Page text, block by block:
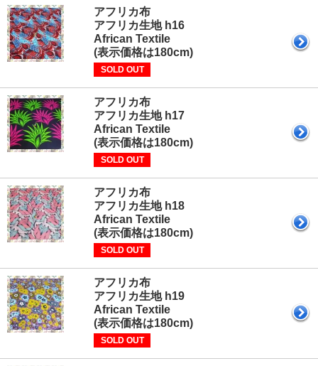
アフリカ布
アフリカ生地 h16
African Textile
(表示価格は180cm)
SOLD OUT
アフリカ布
アフリカ生地 h17
African Textile
(表示価格は180cm)
SOLD OUT
アフリカ布
アフリカ生地 h18
African Textile
(表示価格は180cm)
SOLD OUT
アフリカ布
アフリカ生地 h19
African Textile
(表示価格は180cm)
SOLD OUT